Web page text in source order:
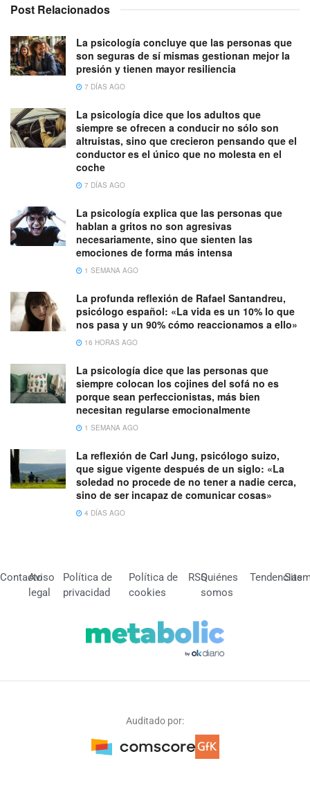
Post Relacionados
La psicología concluye que las personas que
son seguras de sí mismas gestionan mejor la
presión y tienen mayor resiliencia
7 DÍAS AGO
La psicología dice que los adultos que
siempre se ofrecen a conducir no sólo son
altruistas, sino que crecieron pensando que el
conductor es el único que no molesta en el
coche
7 DÍAS AGO
La psicología explica que las personas que
hablan a gritos no son agresivas
necesariamente, sino que sienten las
emociones de forma más intensa
1 SEMANA AGO
La profunda reflexión de Rafael Santandreu,
psicólogo español: «La vida es un 10% lo que
nos pasa y un 90% cómo reaccionamos a ello»
16 HORAS AGO
La psicología dice que las personas que
siempre colocan los cojines del sofá no es
porque sean perfeccionistas, más bien
necesitan regularse emocionalmente
1 SEMANA AGO
La reflexión de Carl Jung, psicólogo suizo,
que sigue vigente después de un siglo: «La
soledad no procede de no tener a nadie cerca,
sino de ser incapaz de comunicar cosas»
4 DÍAS AGO
ContactoAviso
legal
Política de
privacidad
Política de
cookies
RSSQuiénes
somos
Tendencias
Auditado por: